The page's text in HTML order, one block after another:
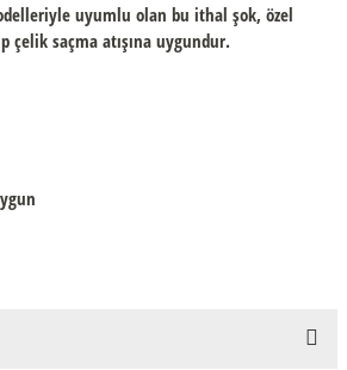
uyumlu olan bu ithal şok, özel
saçma atışına uygundur.